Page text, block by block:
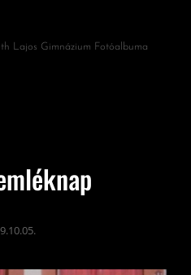
Lajos Gimnázium Fotóalbuma